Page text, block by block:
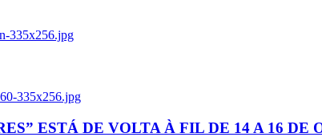
335x256.jpg
335x256.jpg
ESTÁ DE VOLTA À FIL DE 14 A 16 DE